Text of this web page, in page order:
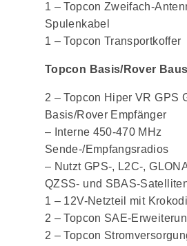
1 – Topcon Zweifach-
Spulenkabel
1 – Topcon Transportkoffer
Topcon Basis/Rover
2 – Topcon Hiper VR GPS
Basis/Rover Empfänger
– Interne 450-470 MHz
Sende-/Empfangsradios
– Nutzt GPS-, L2C-,
QZSS- und SBAS-
1 – 12V-Netzteil mit
2 – Topcon SAE-
2 – Topcon